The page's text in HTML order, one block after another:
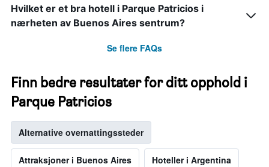
Hvilket er et bra hotell i Parque Patricios i
nærheten av Buenos Aires sentrum?
Se flere FAQs
Finn bedre resultater for ditt opphold i
Parque Patricios
Alternative overnattingssteder
Attraksjoner i Buenos Aires Hoteller i Argentina